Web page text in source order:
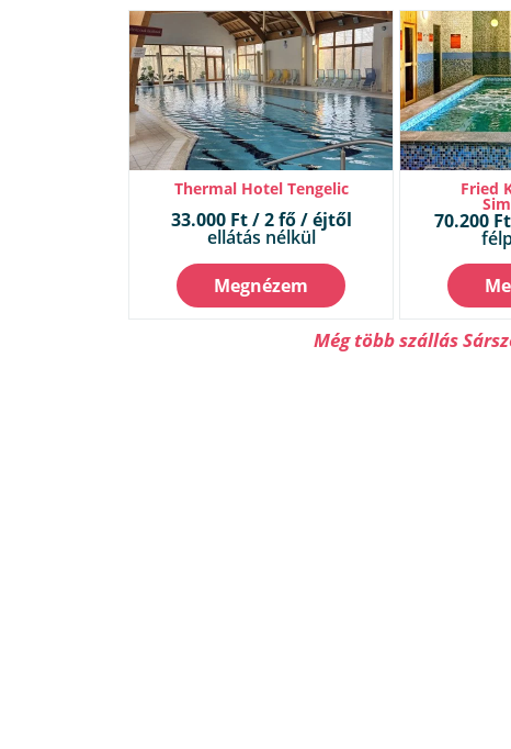
Thermal Hotel Tengelic
33.000 Ft / 2 fő / éjtől
ellátás nélkül
Megnézem
Fried
70.200
Még több szállás